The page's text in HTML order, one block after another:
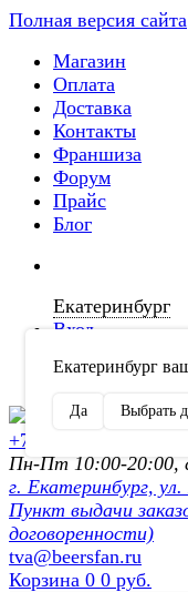
Полная версия сайта
Магазин
Оплата
Доставка
Контакты
Франшиза
Форум
Прайс
Блог
Екатеринбург
Екатеринбург
Да Выбрать
Вход
Регистрация
+7 (902) 872-54-70
Пн-Пт 10:00-20:00,
г. Екатеринбург,
Пункт выдачи
договоренности)
tva@beersfan.ru
Корзина 0 0 руб.